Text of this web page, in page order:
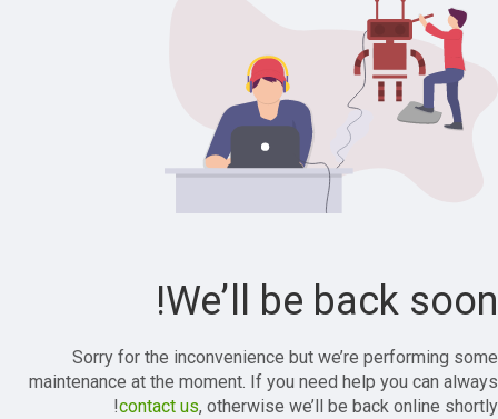
We’ll be back soon!
Sorry for the inconvenience but we’re performing some
maintenance at the moment. If you need help you can always
contact us, otherwise we’ll be back online shortly!